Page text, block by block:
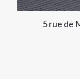
5 rue de